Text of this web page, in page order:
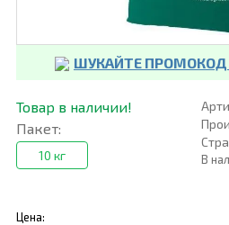
ШУКАЙТЕ ПРОМОКОД
Товар в наличии!
Пакет:
10 кг В
Цена: